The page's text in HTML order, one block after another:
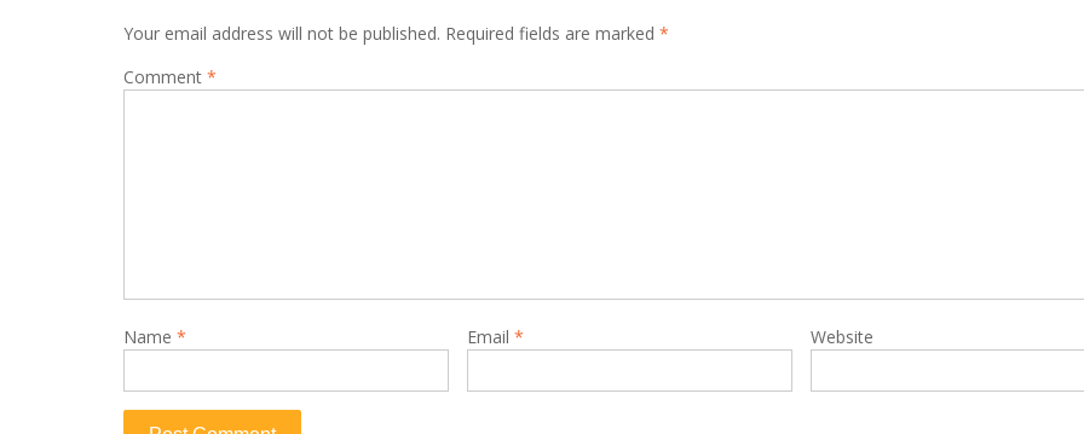
Your email address will not be published. Required fields are marked *
Comment *
Name * Email * Website